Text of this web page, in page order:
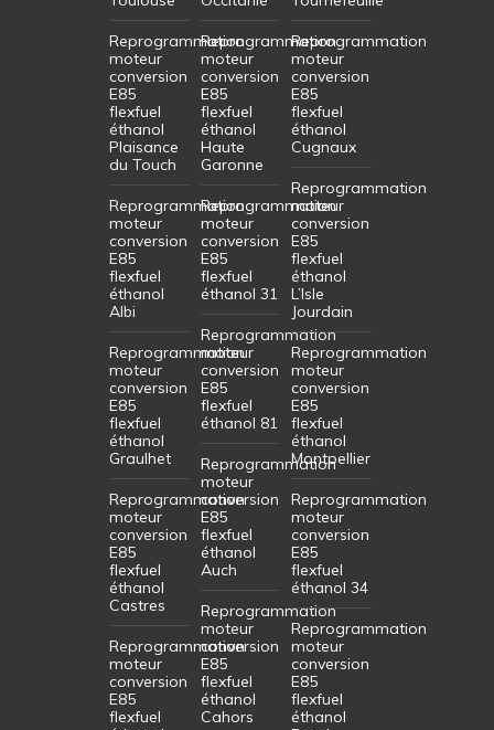
Reprogrammation
moteur
conversion
E85
flexfuel
éthanol
Plaisance
du Touch
Reprogrammation
moteur
conversion
E85
flexfuel
éthanol
Albi
Reprogrammation
moteur
conversion
E85
flexfuel
éthanol
Graulhet
Reprogrammation
moteur
conversion
E85
flexfuel
éthanol
Castres
Reprogrammation
moteur
conversion
E85
flexfuel
Reprogrammation
moteur
conversion
E85
flexfuel
éthanol
Haute
Garonne
Reprogrammation
moteur
conversion
E85
flexfuel
éthanol 31
Reprogrammation
moteur
conversion
E85
flexfuel
éthanol 81
Reprogrammation
moteur
conversion
E85
flexfuel
éthanol
Auch
Reprogrammation
moteur
conversion
E85
flexfuel
éthanol
Cahors
Reprogrammation
moteur
conversion
E85
flexfuel
éthanol
Cugnaux
Reprogrammation
moteur
conversion
E85
flexfuel
éthanol
L’Isle
Jourdain
Reprogrammation
moteur
conversion
E85
flexfuel
éthanol
Montpellier
Reprogrammation
moteur
conversion
E85
flexfuel
éthanol 34
Reprogrammation
moteur
conversion
E85
flexfuel
éthanol